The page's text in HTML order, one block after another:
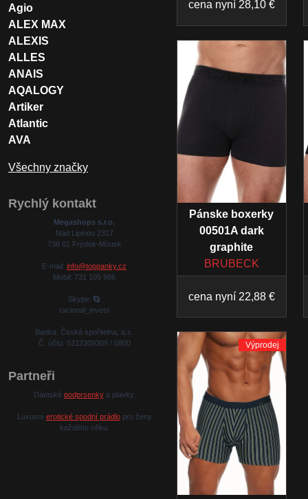
cena nyní 28,10 €
Pánske boxerky
00501A dark
graphite
BRUBECK
cena nyní 22,88 €
Výprodej
Agio
ALEX MAX
ALEXIS
ALLES
ANAIS
AQALOGY
Artiker
Atlantic
AVA
Všechny značky
Rychlý kontakt
Megashops s.r.o.
Nad Lipinou 2317
738 01 Frýdek-Místek
E-mail: info@toppanky.cz
Mobil: 731 105 986
Skype:
racional_invest
Banka: Česká spořitelna, a.s.
Č. účtu: 5312309309 / 0800
Partneři
Dámské podprsenkya plavky.
Luxusní erotické spodní prádlopro ženy
každého věku.